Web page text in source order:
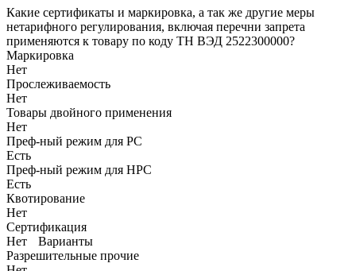
Какие сертификаты и маркировка, а так же другие меры
нетарифного регулирования, включая перечни запрета
применяются к товару по коду ТН ВЭД 2522300000?
Маркировка
Нет
Прослеживаемость
Нет
Товары двойного применения
Нет
Преф-ный режим для РС
Есть
Преф-ный режим для НРС
Есть
Квотирование
Нет
Сертификация
Нет
Варианты
Разрешительные прочие